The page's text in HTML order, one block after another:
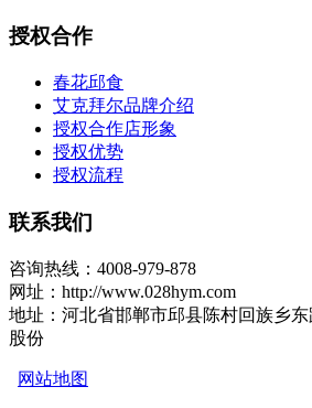
授权合作
春花邱食
艾克拜尔品牌介绍
授权合作店形象
授权优势
授权流程
联系我们
咨询热线：4008-979-878
网址：http://www.028hym.com
地址：河北省邯郸市邱县陈村回族乡
股份
网站地图